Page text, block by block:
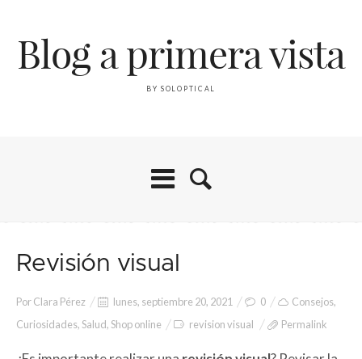
Blog a primera vista
BY SOLOPTICAL
Revisión visual
PorClara Pérez lunes, septiembre 20, 2021 0 Consejos,
Curiosidades,Salud,Shop online revision visual Permalink